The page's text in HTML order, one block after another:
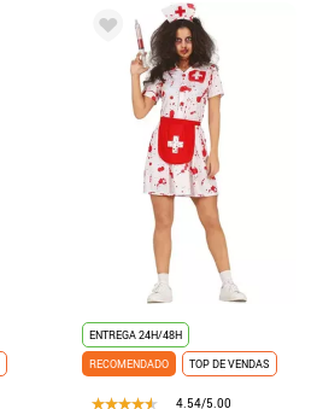
ENTREGA 24H/48H
RECOMENDADO
TOP DE VENDAS
4.54/5.00